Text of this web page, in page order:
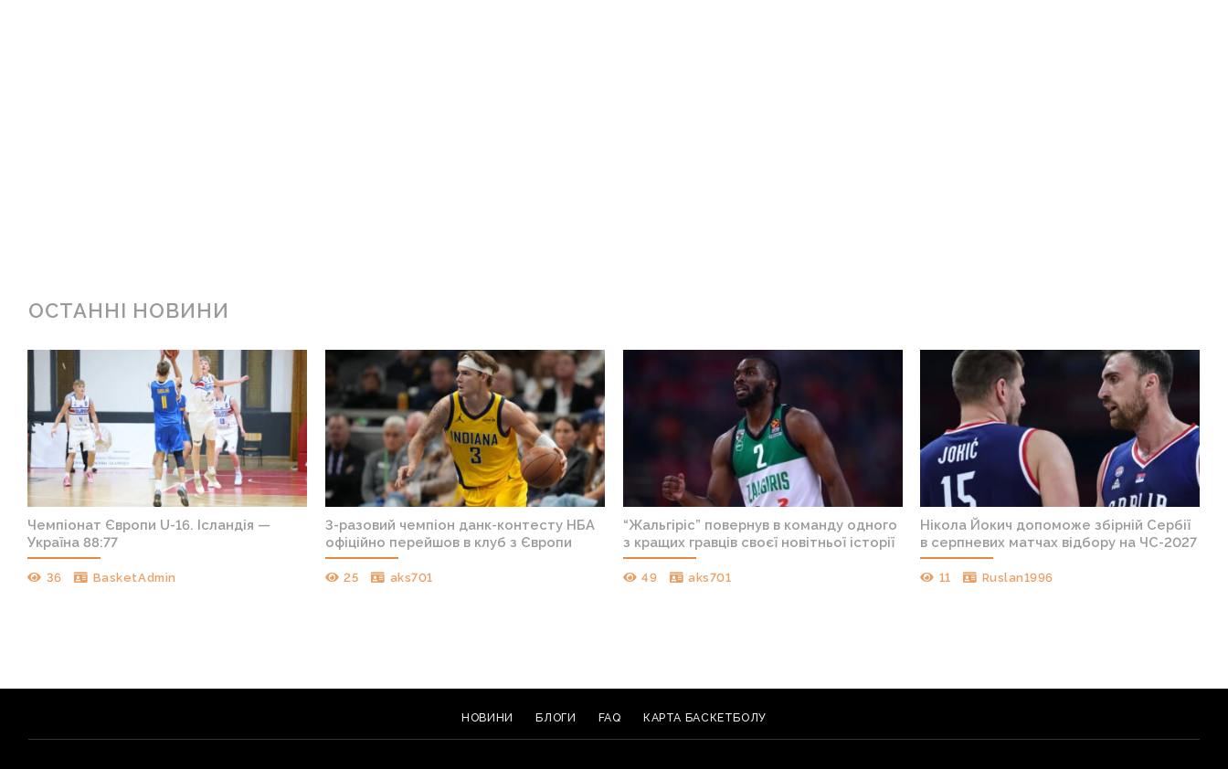
ОСТАННІ НОВИНИ
Чемпіонат Європи U-16. Ісландія —
Україна 88:77
36 BasketAdmin
3-разовий чемпіон данк-контесту НБА
офіційно перейшов в клуб з Європи
25 aks701
“Жальгіріс” повернув в команду одного
з кращих гравців своєї новітньої історії
49 aks701
Нікола Йокич допоможе збірній Сербії
в серпневих матчах відбору на ЧС-2027
11 Ruslan1996
НОВИНИ БЛОГИ FAQ КАРТА БАСКЕТБОЛУ